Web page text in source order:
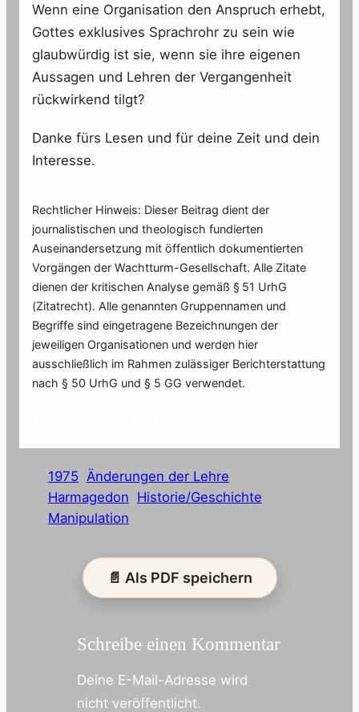
Wenn eine Organisation den Anspruch erhebt,
Gottes exklusives Sprachrohr zu sein wie
glaubwürdig ist sie, wenn sie ihre eigenen
Aussagen und Lehren der Vergangenheit
rückwirkend tilgt?
Danke fürs Lesen und für deine Zeit und dein
Interesse.
Rechtlicher Hinweis: Dieser Beitrag dient der
journalistischen und theologisch fundierten
Auseinandersetzung mit öffentlich dokumentierten
Vorgängen der Wachtturm-Gesellschaft. Alle Zitate
dienen der kritischen Analyse gemäß § 51 UrhG
(Zitatrecht). Alle genannten Gruppennamen und
Begriffe sind eingetragene Bezeichnungen der
jeweiligen Organisationen und werden hier
ausschließlich im Rahmen zulässiger Berichterstattung
nach § 50 UrhG und § 5 GG verwendet.
1975 Änderungen der Lehre
Harmagedon Historie/Geschichte
Manipulation
📄 Als PDF speichern
Schreibe einen Kommentar
Deine E-Mail-Adresse wird
nicht veröffentlicht.